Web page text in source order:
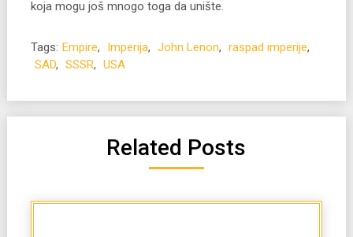
koja mogu još mnogo toga da unište.
Tags: Empire, Imperija, John Lenon, raspad imperije,
SAD, SSSR, USA
Related Posts